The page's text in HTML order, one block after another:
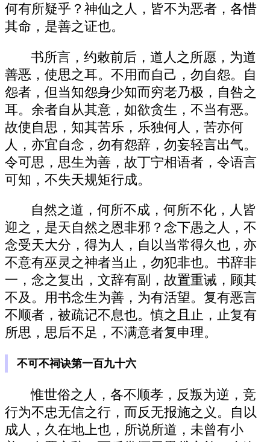
何有所疑乎？神仙之人，皆不为恶者，各惜
其命，是善之证也。
书所言，约敕前后，道人之所愿，为道
善恶，使思之耳。不用而自己，勿自怨。自
怨者，但当知怨身少知而穷老乃极，自咎之
耳。余者自从其意，如欲贪生，不当有恶。
故使自思，知其苦乐，乐独何人，苦亦何
人，亦宜自念，勿有怨辞，勿妄轻言出气。
令可思，思生为善，故丁宁相语者，令语言
可知，不失天规矩行成。
自然之道，何所不成，何所不化，人皆
迎之，是天自然之恩非邪？念下愚之人，不
念受天大分，得为人，自以当常得久也，亦
不意有巫灵之神者当止，勿犯非也。书辞非
一，念之复出，文辞有副，故置重诫，顾其
不及。用书念生为善，为有活望。复有恶言
不顺者，被疏记不息也。慎之且止，止复有
所思，思后不足，不满意者复申理。
不可不祠诀第一百九十六
惟世俗之人，各不顺孝，反叛为逆，竞
行为不忠无信之行，而反无报施之义。自以
成人，久在地上也，所说所道，未曾有小